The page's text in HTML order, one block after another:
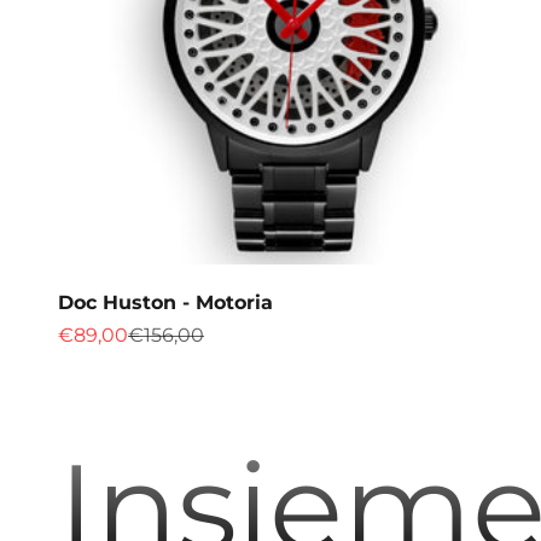
Doc Huston - Motoria
Prix de vente
€89,00Prix normal
€156,00